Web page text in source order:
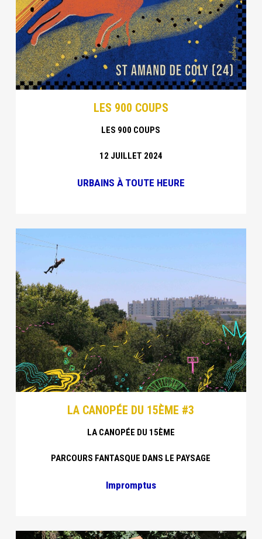
LES 900 COUPS
LES 900 COUPS
12 JUILLET 2024
URBAINS À TOUTE HEURE
LA CANOPÉE DU 15ÈME #3
LA CANOPÉE DU 15ÈME
PARCOURS FANTASQUE DANS LE PAYSAGE
Impromptus